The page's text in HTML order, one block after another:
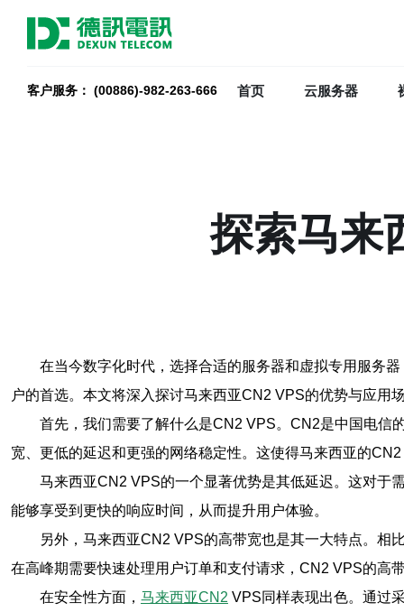
客户服务： (00886)-982-263-666 首页 云服务器
探索马来
在当今数字化时代，选择合适的服务器和虚拟专用服务
户的首选。本文将深入探讨马来西亚CN2 VPS的优势与应用
首先，我们需要了解什么是CN2 VPS。CN2是中国电信
宽、更低的延迟和更强的网络稳定性。这使得马来西亚的
马来西亚CN2 VPS的一个显著优势是其低延迟。这对于
能够享受到更快的响应时间，从而提升用户体验。
另外，马来西亚CN2 VPS的高带宽也是其一大特点。相
在高峰期需要快速处理用户订单和支付请求，CN2 VPS的高
在安全性方面， 马来西亚CN2 VPS同样表现出色。通过